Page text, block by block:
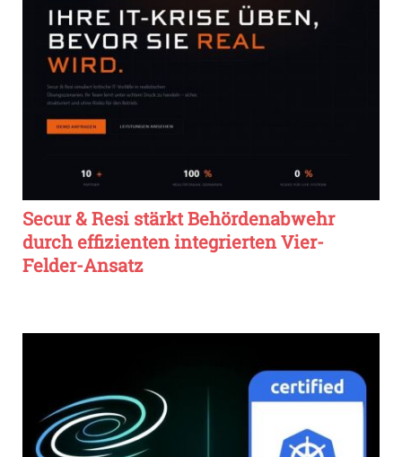
Secur & Resi stärkt Behördenabwehr
durch effizienten integrierten Vier-
Felder-Ansatz